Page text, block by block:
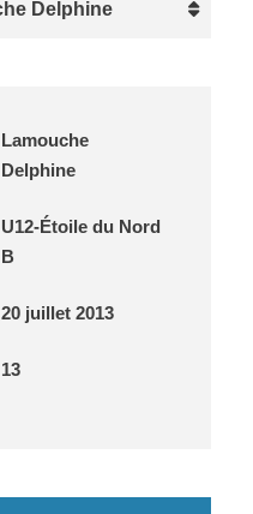
Lamouche
Delphine
U12-Étoile du Nord
B
20 juillet 2013
13